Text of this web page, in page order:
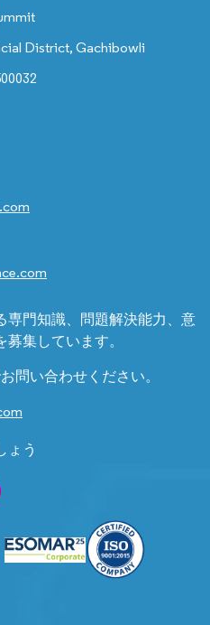
District, Gachibowli
専門知識、問題解決能力、意
集しています。
問い合わせください。
ょう